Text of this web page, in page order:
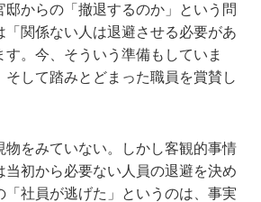
邸からの「撤退するのか」という問
「関係ない人は退避させる必要があ
す。今、そういう準備もしていま
そして踏みとどまった職員を賞賛し
物をみていない。しかし客観的事情
当初から必要ない人員の退避を決め
「社員が逃げた」というのは、事実